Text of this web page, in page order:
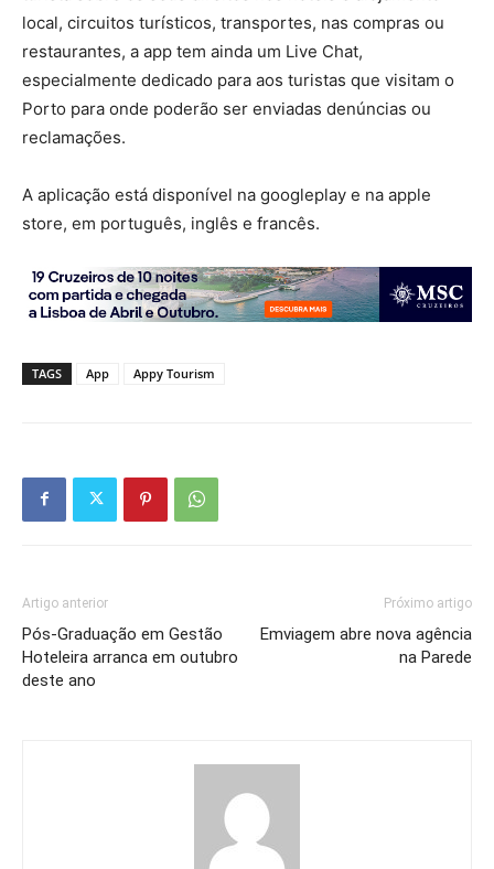
local, circuitos turísticos, transportes, nas compras ou
restaurantes, a app tem ainda um Live Chat,
especialmente dedicado para aos turistas que visitam o
Porto para onde poderão ser enviadas denúncias ou
reclamações.
A aplicação está disponível na googleplay e na apple
store, em português, inglês e francês.
TAGS App Appy Tourism
Artigo anterior
Pós-Graduação em Gestão
Hoteleira arranca em outubro
deste ano
Próximo artigo
Emviagem abre nova agência
na Parede